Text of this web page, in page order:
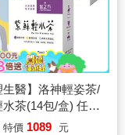
生醫】洛神輕姿茶/
茶(14包/盒) 任選
特價 1089 元